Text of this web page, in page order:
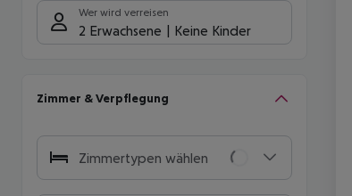
Wer wird verreisen
2 Erwachsene Keine Kinder
Zimmer & Verpflegung
Zimmertypen wählen